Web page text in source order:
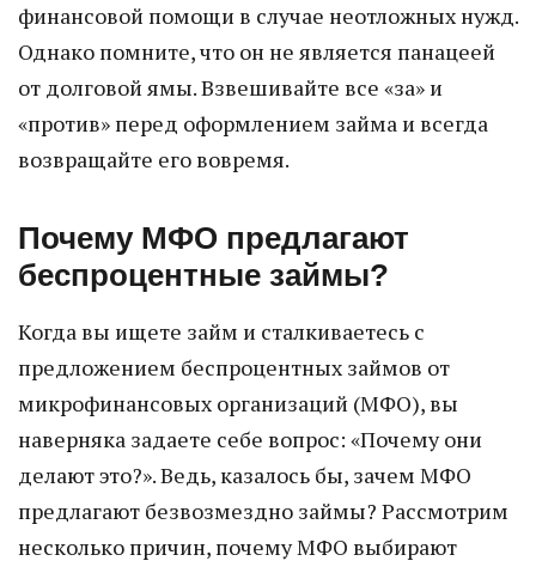
финансовой помощи в случае неотложных нужд.
Однако помните, что он не является панацеей
от долговой ямы. Взвешивайте все «за» и
«против» перед оформлением займа и всегда
возвращайте его вовремя.
Почему МФО предлагают
беспроцентные займы?
Когда вы ищете займ и сталкиваетесь с
предложением беспроцентных займов от
микрофинансовых организаций (МФО), вы
наверняка задаете себе вопрос: «Почему они
делают это?». Ведь, казалось бы, зачем МФО
предлагают безвозмездно займы? Рассмотрим
несколько причин, почему МФО выбирают